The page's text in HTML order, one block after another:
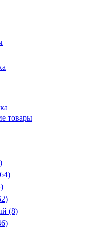
товары
(8)